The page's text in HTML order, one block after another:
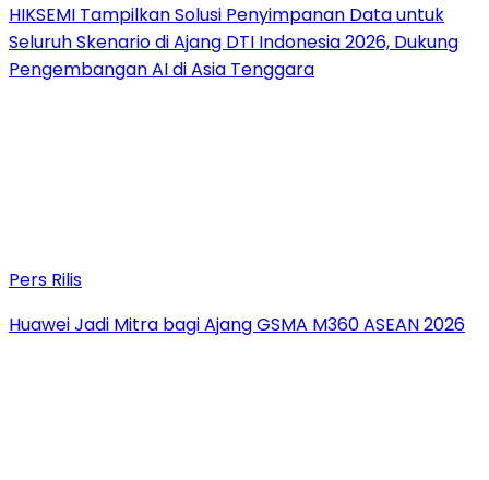
HIKSEMI Tampilkan Solusi Penyimpanan Data untuk
Seluruh Skenario di Ajang DTI Indonesia 2026, Dukung
Pengembangan AI di Asia Tenggara
Pers Rilis
Huawei Jadi Mitra bagi Ajang GSMA M360 ASEAN 2026